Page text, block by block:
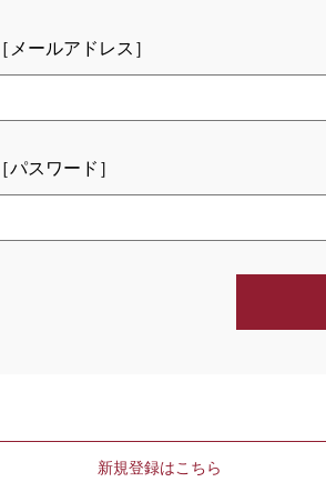
［メールアドレス］
［パスワード］
新規登録はこちら